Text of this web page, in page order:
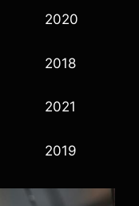
2020
2018
2021
2019